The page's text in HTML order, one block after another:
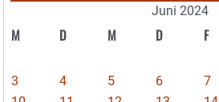
Juni 2024
M D M D F
3
4 5 6 7